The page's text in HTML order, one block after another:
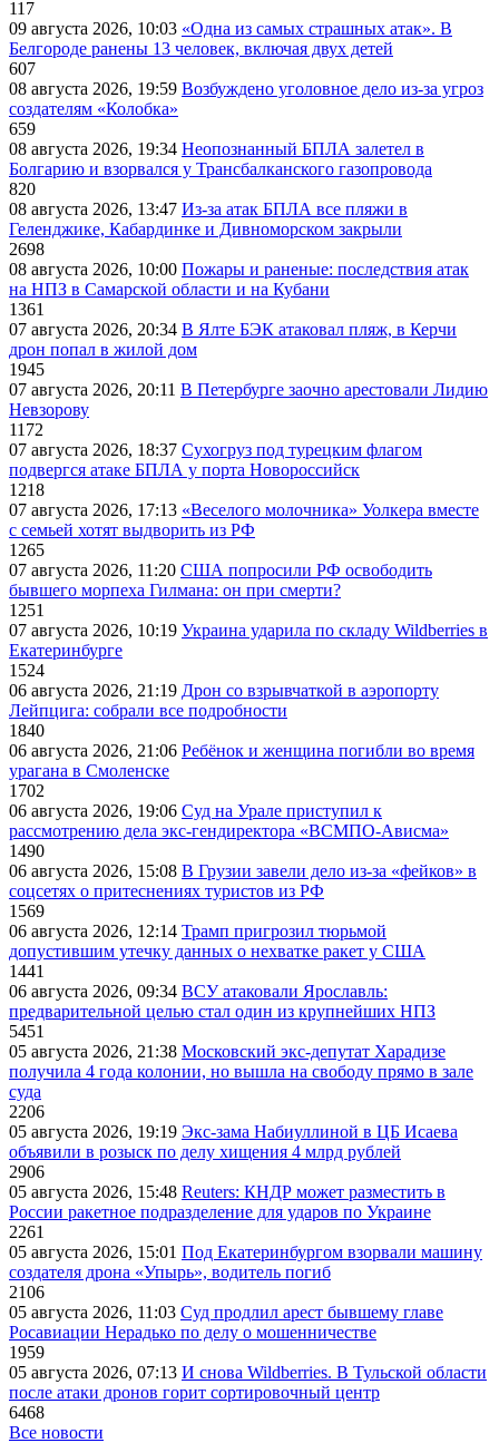
117
09 августа 2026, 10:03 «Одна из самых страшных атак». В
Белгороде ранены 13 человек, включая двух детей
607
08 августа 2026, 19:59 Возбуждено уголовное дело из-за угроз
создателям «Колобка»
659
08 августа 2026, 19:34 Неопознанный БПЛА залетел в
Болгарию и взорвался у Трансбалканского газопровода
820
08 августа 2026, 13:47 Из-за атак БПЛА все пляжи в
Геленджике, Кабардинке и Дивноморском закрыли
2698
08 августа 2026, 10:00 Пожары и раненые: последствия атак
на НПЗ в Самарской области и на Кубани
1361
07 августа 2026, 20:34 В Ялте БЭК атаковал пляж, в Керчи
дрон попал в жилой дом
1945
07 августа 2026, 20:11 В Петербурге заочно арестовали Лидию
Невзорову
1172
07 августа 2026, 18:37 Сухогруз под турецким флагом
подвергся атаке БПЛА у порта Новороссийск
1218
07 августа 2026, 17:13 «Веселого молочника» Уолкера вместе
с семьей хотят выдворить из РФ
1265
07 августа 2026, 11:20 США попросили РФ освободить
бывшего морпеха Гилмана: он при смерти?
1251
07 августа 2026, 10:19 Украина ударила по складу Wildberries в
Екатеринбурге
1524
06 августа 2026, 21:19 Дрон со взрывчаткой в аэропорту
Лейпцига: собрали все подробности
1840
06 августа 2026, 21:06 Ребёнок и женщина погибли во время
урагана в Смоленске
1702
06 августа 2026, 19:06 Суд на Урале приступил к
рассмотрению дела экс-гендиректора «ВСМПО-Ависма»
1490
06 августа 2026, 15:08 В Грузии завели дело из-за «фейков» в
соцсетях о притеснениях туристов из РФ
1569
06 августа 2026, 12:14 Трамп пригрозил тюрьмой
допустившим утечку данных о нехватке ракет у США
1441
06 августа 2026, 09:34 ВСУ атаковали Ярославль:
предварительной целью стал один из крупнейших НПЗ
5451
05 августа 2026, 21:38 Московский экс-депутат Харадизе
получила 4 года колонии, но вышла на свободу прямо в зале
суда
2206
05 августа 2026, 19:19 Экс-зама Набиуллиной в ЦБ Исаева
объявили в розыск по делу хищения 4 млрд рублей
2906
05 августа 2026, 15:48 Reuters: КНДР может разместить в
России ракетное подразделение для ударов по Украине
2261
05 августа 2026, 15:01 Под Екатеринбургом взорвали машину
создателя дрона «Упырь», водитель погиб
2106
05 августа 2026, 11:03 Суд продлил арест бывшему главе
Росавиации Нерадько по делу о мошенничестве
1959
05 августа 2026, 07:13 И снова Wildberries. В Тульской области
после атаки дронов горит сортировочный центр
6468
Все новости